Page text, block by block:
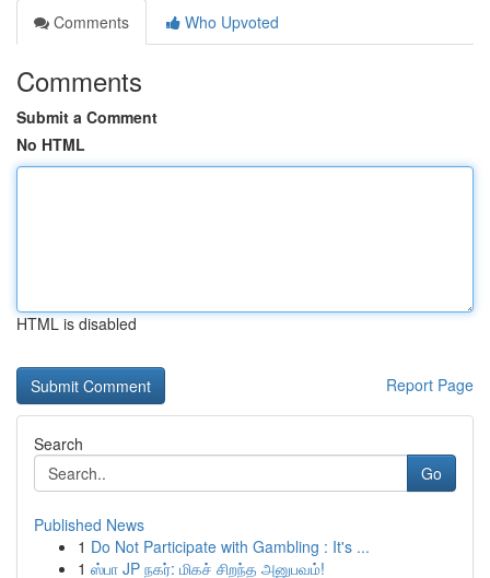
Comments
Who Upvoted
Comments
Submit a Comment
No HTML
HTML is disabled
Report Page
Search
Go
Published News
1 Do Not Participate with Gambling : It's ...
1 ஸ்பா JP நகர்: மிகச் சிறந்த அனுபவம்!